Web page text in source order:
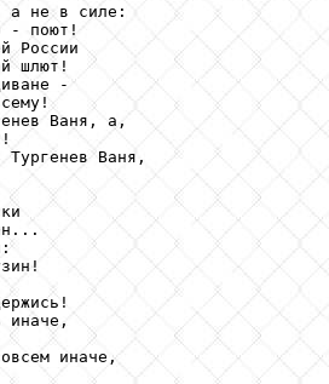
а не в силе:
- поют!
России
шлют!
-
Ваня, а,
Ваня,
иначе,
иначе,